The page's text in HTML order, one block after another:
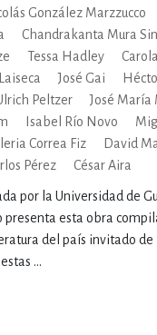
González Marzzucco
Chandrakanta Mura
Tessa Hadley
José Gai
Peltzer José María
Isabel Río Novo
Correa Fiz David
Pérez César Aira
por la Universidad de
esta obra
del país invitado de
...